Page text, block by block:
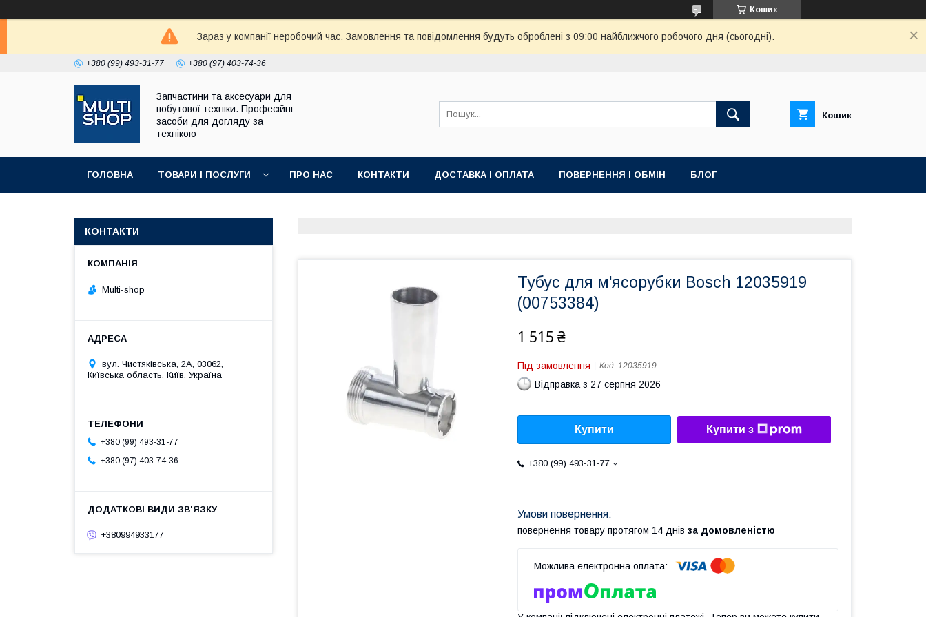
Кошик
Зараз у компанії неробочий час. Замовлення та повідомлення будуть оброблені з 09:00 найближчого робочого дня (сьогодні).
+380 (99) 493-31-77 +380 (97) 403-74-36
Запчастини та аксесуари для
побутової техніки. Професійні
засоби для догляду за
технікою
Кошик
ГОЛОВНА ТОВАРИ І ПОСЛУГИ ПРО НАС КОНТАКТИ ДОСТАВКА І ОПЛАТА ПОВЕРНЕННЯ І ОБМІН БЛОГ
Тубус для м'ясорубки Bosch 12035919
(00753384)
1 515 ₴
Під замовлення Код: 12035919
Відправка з 27 серпня 2026
Купити Купити з
+380 (99) 493-31-77
повернення товару протягом 14 днів за домовленістю
КОНТАКТИ
Multi-shop
вул. Чистяківська, 2А, 03062,
Київська область, Київ, Україна
+380 (99) 493-31-77
+380 (97) 403-74-36
+380994933177